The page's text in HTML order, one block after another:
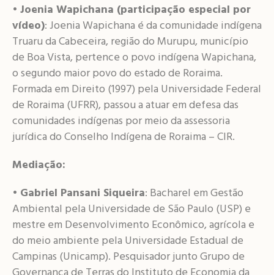
• Joenia Wapichana (participação especial por
vídeo): Joenia Wapichana é da comunidade indígena
Truaru da Cabeceira, região do Murupu, município
de Boa Vista, pertence o povo indígena Wapichana,
o segundo maior povo do estado de Roraima.
Formada em Direito (1997) pela Universidade Federal
de Roraima (UFRR), passou a atuar em defesa das
comunidades indígenas por meio da assessoria
jurídica do Conselho Indígena de Roraima – CIR.
Mediação:
• Gabriel Pansani Siqueira: Bacharel em Gestão
Ambiental pela Universidade de São Paulo (USP) e
mestre em Desenvolvimento Econômico, agrícola e
do meio ambiente pela Universidade Estadual de
Campinas (Unicamp). Pesquisador junto Grupo de